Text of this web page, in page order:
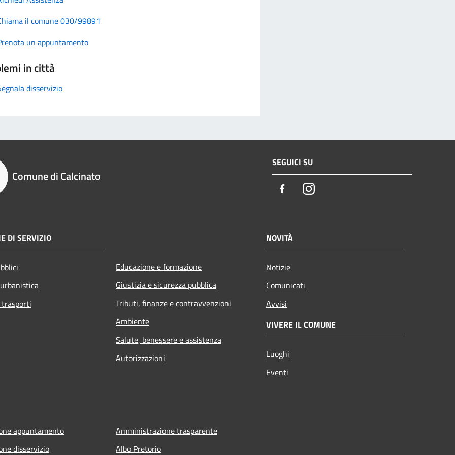
il comune 030/99891
un appuntamento
in città
disservizio
Comune di Calcinato
SEGUICI SU
FacebookInstagram
DI SERVIZIO
Educazione e formazione
Giustizia e sicurezza pubblica
Tributi, finanze e contravvenzioni
Ambiente
Salute, benessere e assistenza
Autorizzazioni
NOVITÀ
Notizie
Comunicati
Avvisi
VIVERE IL COMUNE
Luoghi
Eventi
appuntamento
disservizio
Amministrazione trasparente
Albo Pretorio